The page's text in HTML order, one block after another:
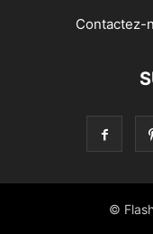
Contactez-
©